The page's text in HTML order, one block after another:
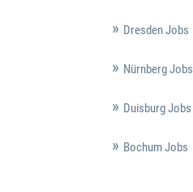
Dresden Jobs
Nürnberg Jobs
Duisburg Jobs
Bochum Jobs